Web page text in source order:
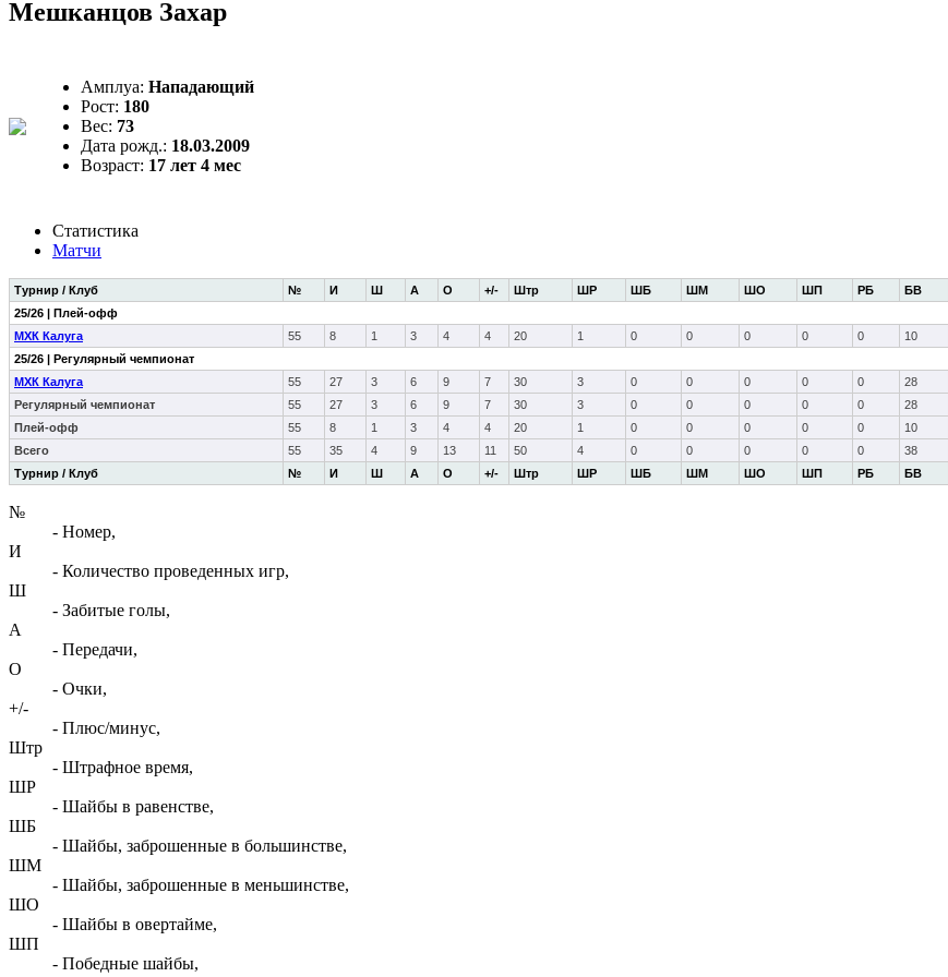
Мешканцов Захар
Амплуа: Нападающий
Рост: 180
Вес: 73
Дата рожд.: 18.03.2009
Возраст: 17 лет 4 мес
Статистика
Матчи
Турнир / Клуб № И Ш А О +/- Штр ШР ШБ ШМ ШО ШП РБ БВ
Турнир / Клуб № И Ш А О +/- Штр ШР ШБ ШМ ШО ШП РБ БВ
25/26 | Плей-офф
МХК Калуга
55 8 1 3 4 4 20 1 0 0 0 0 0 10
25/26 | Регулярный чемпионат
МХК Калуга
55 27 3 6 9 7 30 3 0 0 0 0 0 28
Регулярный чемпионат
55 27 3 6 9 7 30 3 0 0 0 0 0 28
Плей-офф
55 8 1 3 4 4 20 1 0 0 0 0 0 10
Всего
55 35 4 9 13 11 50 4 0 0 0 0 0 38
№
- Номер,
И
- Количество проведенных игр,
Ш
- Забитые голы,
А
- Передачи,
О
- Очки,
+/-
- Плюс/минус,
Штр
- Штрафное время,
ШР
- Шайбы в равенстве,
ШБ
- Шайбы, заброшенные в большинстве,
ШМ
- Шайбы, заброшенные в меньшинстве,
ШО
- Шайбы в овертайме,
ШП
- Победные шайбы,